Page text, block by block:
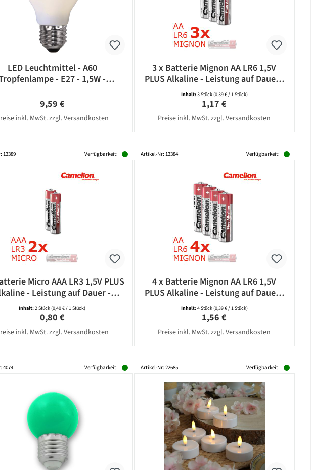
LED Leuchtmittel - A60
- E27 - 1,5W -
schlagfestes Polycarbonat
Regulärer Preis:
9,59 €
inkl. MwSt. zzgl. Versandkosten
3 x Batterie Mignon AA LR6 1,5V
PLUS Alkaline - Leistung auf Dauer -
CAMELION
Inhalt:3 Stück(0,39 € / 1 Stück)
Regulärer Preis:
1,17 €
Preise inkl. MwSt. zzgl. Versandkosten
13389 Verfügbarkeit:
Micro AAA LR3 1,5V PLUS
- Leistung auf Dauer -
CAMELION
Inhalt:2 Stück(0,40 € / 1 Stück)
Regulärer Preis:
0,80 €
inkl. MwSt. zzgl. Versandkosten
Artikel-Nr: 13384 Verfügbarkeit:
4 x Batterie Mignon AA LR6 1,5V
PLUS Alkaline - Leistung auf Dauer -
CAMELION
Inhalt:4 Stück(0,39 € / 1 Stück)
Regulärer Preis:
1,56 €
Preise inkl. MwSt. zzgl. Versandkosten
4074 Verfügbarkeit: Artikel-Nr: 22685 Verfügbarkeit: